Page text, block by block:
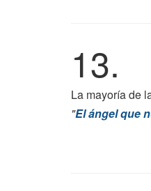
13.
La mayoría de
"El ángel que